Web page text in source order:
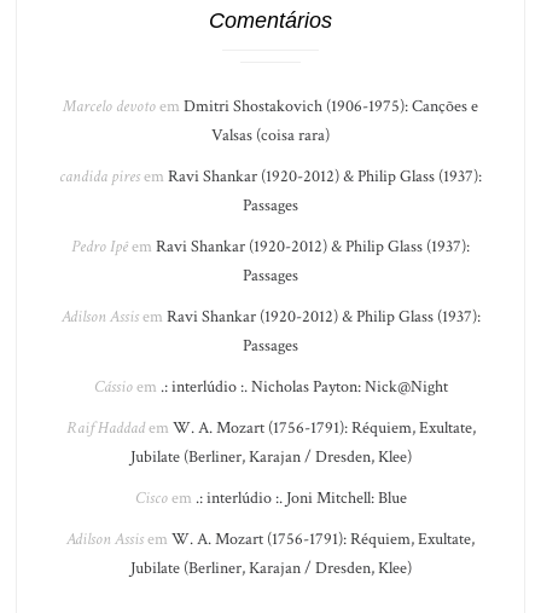
Comentários
Marcelo devotoem Dmitri Shostakovich (1906-1975): Canções e
Valsas (coisa rara)
candida piresem Ravi Shankar (1920-2012) & Philip Glass (1937):
Passages
Pedro Ipêem Ravi Shankar (1920-2012) & Philip Glass (1937):
Passages
Adilson Assisem Ravi Shankar (1920-2012) & Philip Glass (1937):
Passages
Cássioem .: interlúdio :. Nicholas Payton: Nick@Night
Raif Haddadem W. A. Mozart (1756-1791): Réquiem, Exultate,
Jubilate (Berliner, Karajan / Dresden, Klee)
Ciscoem .: interlúdio :. Joni Mitchell: Blue
Adilson Assisem W. A. Mozart (1756-1791): Réquiem, Exultate,
Jubilate (Berliner, Karajan / Dresden, Klee)